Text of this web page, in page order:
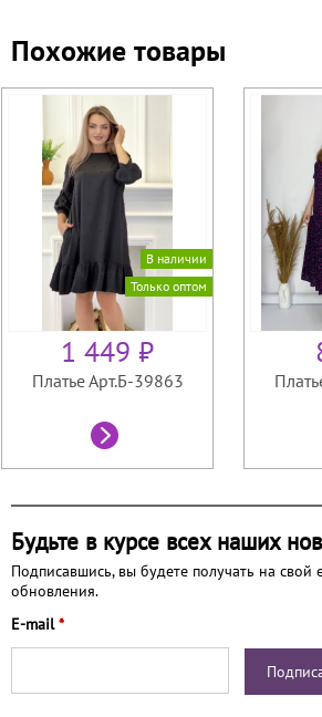
Похожие товары
В наличии
Только оптом
1 449 ₽
Платье Арт.Б-39863
Будьте в курсе всех наших
Подписавшись, вы будете получать на свой
обновления.
E-mail*